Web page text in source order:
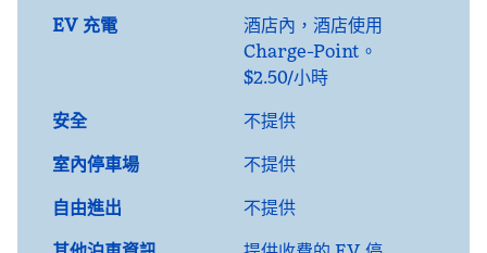
EV 充電
酒店內 ，酒店使用
Charge-Point。
$2.50/小時
安全
不提供
室內停車場
不提供
自由進出
不提供